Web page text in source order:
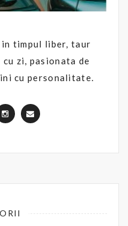
timpul liber, taur
zi, pasionata de
cu personalitate.